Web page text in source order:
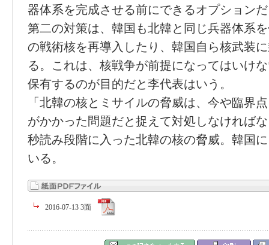
器体系を完成させる前にできるオプション
第二の対策は、韓国も北韓と同じ兵器体系
の戦術核を再導入したり、韓国自ら核武装
る。これは、核戦争が前提になってはいけ
保有するのが目的だと李代表はいう。
「北韓の核とミサイルの脅威は、今や臨界
がかかった問題だと捉えて対処しなければ
秒読み段階に入った北韓の核の脅威。韓国
いる。
2016-07-13 3面